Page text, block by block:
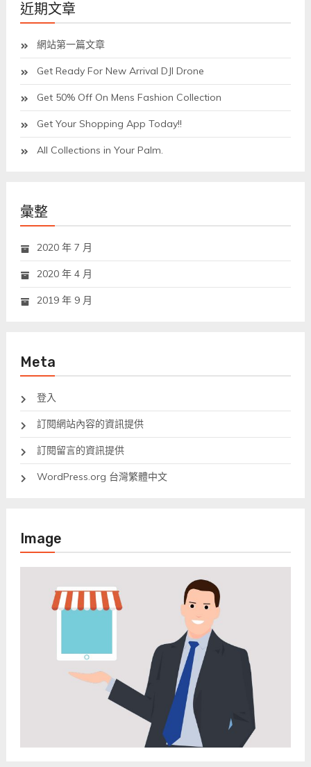
近期文章
網站第一篇文章
Get Ready For New Arrival DJI Drone
Get 50% Off On Mens Fashion Collection
Get Your Shopping App Today!!
All Collections in Your Palm.
彙整
2020 年 7 月
2020 年 4 月
2019 年 9 月
Meta
登入
訂閱網站內容的資訊提供
訂閱留言的資訊提供
WordPress.org 台灣繁體中文
Image